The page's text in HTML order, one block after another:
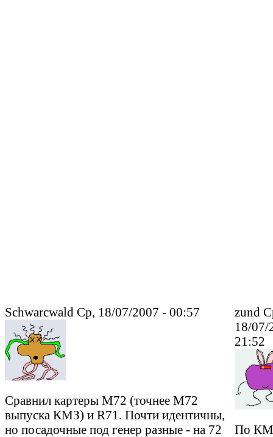
Schwarcwald Ср, 18/07/2007 - 00:57
Сравнил картеры М72 (точнее М72
выпуска КМЗ) и R71. Почти идентичны,
но посадочные под генер разные - на 72
zund
18/07/
21:52
По